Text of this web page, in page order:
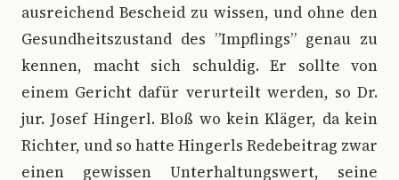
ausreichend Bescheid zu wissen, und ohne den
Gesundheitszustand des ”Impflings” genau zu
kennen, macht sich schuldig. Er sollte von
einem Gericht dafür verurteilt werden, so Dr.
jur. Josef Hingerl. Bloß wo kein Kläger, da kein
Richter, und so hatte Hingerls Redebeitrag zwar
einen gewissen Unterhaltungswert, seine